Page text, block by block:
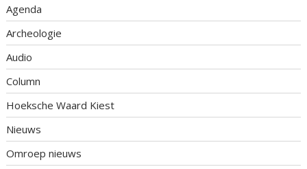
Agenda
Archeologie
Audio
Column
Hoeksche Waard Kiest
Nieuws
Omroep nieuws